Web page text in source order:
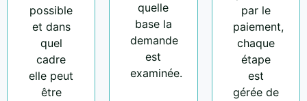
possible
et dans
quel
cadre
elle peut
être
quelle
base la
demande
est
examinée.
par le
paiement,
chaque
étape
est
gérée de